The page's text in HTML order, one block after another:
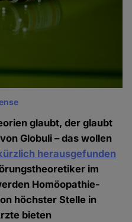
glaubt, der glaubt
Globuli – das wollen
herausgefunden
im
Homöopathie-
höchster Stelle in
bieten